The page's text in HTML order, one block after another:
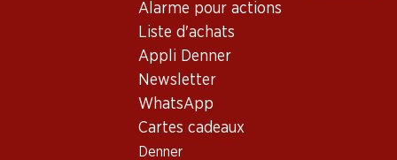
Alarme pour actions
Liste d'achats
Appli Denner
Newsletter
WhatsApp
Cartes cadeaux
Denner
Bon à savoir
Vin rouge_old